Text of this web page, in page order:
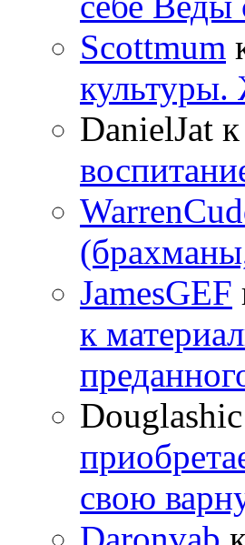
Scottmum
культуры.
DanielJat
JamesGEF
к
Douglashic
свою